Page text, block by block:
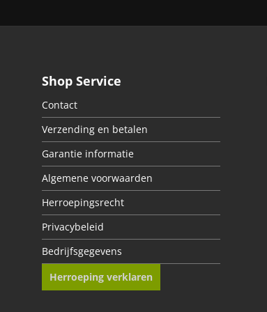
Shop Service
Contact
Verzending en betalen
Garantie informatie
Algemene voorwaarden
Herroepingsrecht
Privacybeleid
Bedrijfsgegevens
Herroeping verklaren